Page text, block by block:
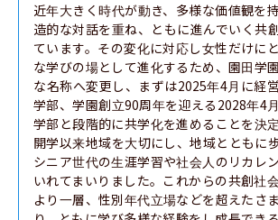
近年大きく時代が動き、多様な価値観を
造的な対話を重ね、ともに進んでいく共
ています。その変化に対応し女性だけに
な学びの場として進化するため、園田学
な名称へ変更し、まずは2025年4月に経
学部、学園創立90周年を迎える2028年4
学部と段階的に共学化を進めることを決
開学以来地域を大切にし、地域とともに
シニア世代の生涯学習や社会人のリカレ
いれてまいりました。これからの共創社
より一層、性別年代立場などを超えたさ